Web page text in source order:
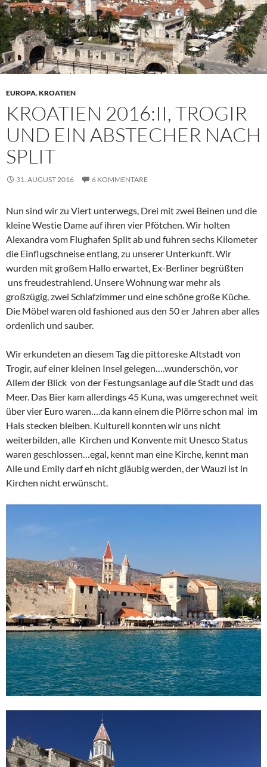
EUROPA,KROATIEN
KROATIEN 2016:II, TROGIR
UND EIN ABSTECHER NACH
SPLIT
31. AUGUST 2016 6 KOMMENTARE
Nun sind wir zu Viert unterwegs, Drei mit zwei Beinen und die
kleine Westie Dame auf ihren vier Pfötchen. Wir holten
Alexandra vom Flughafen Split ab und fuhren sechs Kilometer
die Einflugschneise entlang, zu unserer Unterkunft. Wir
wurden mit großem Hallo erwartet, Ex-Berliner begrüßten
uns freudestrahlend. Unsere Wohnung war mehr als
großzügig, zwei Schlafzimmer und eine schöne große Küche.
Die Möbel waren old fashioned aus den 50 er Jahren aber alles
ordenlich und sauber.
Wir erkundeten an diesem Tag die pittoreske Altstadt von
Trogir, auf einer kleinen Insel gelegen….wunderschön, vor
Allem der Blick von der Festungsanlage auf die Stadt und das
Meer. Das Bier kam allerdings 45 Kuna, was umgerechnet weit
über vier Euro waren….da kann einem die Plörre schon mal im
Hals stecken bleiben. Kulturell konnten wir uns nicht
weiterbilden, alle Kirchen und Konvente mit Unesco Status
waren geschlossen…egal, kennt man eine Kirche, kennt man
Alle und Emily darf eh nicht gläubig werden, der Wauzi ist in
Kirchen nicht erwünscht.